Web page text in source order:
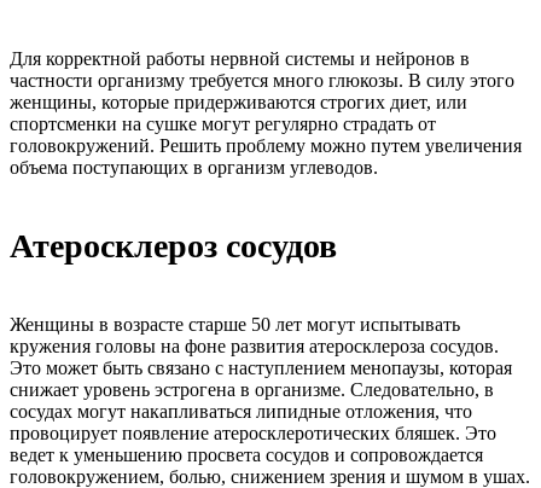
Для корректной работы нервной системы и нейронов в
частности организму требуется много глюкозы. В силу этого
женщины, которые придерживаются строгих диет, или
спортсменки на сушке могут регулярно страдать от
головокружений. Решить проблему можно путем увеличения
объема поступающих в организм углеводов.
Атеросклероз сосудов
Женщины в возрасте старше 50 лет могут испытывать
кружения головы на фоне развития атеросклероза сосудов.
Это может быть связано с наступлением менопаузы, которая
снижает уровень эстрогена в организме. Следовательно, в
сосудах могут накапливаться липидные отложения, что
провоцирует появление атеросклеротических бляшек. Это
ведет к уменьшению просвета сосудов и сопровождается
головокружением, болью, снижением зрения и шумом в ушах.